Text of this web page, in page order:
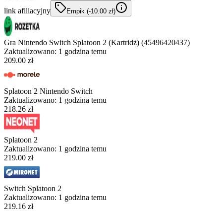
link afiliacyjny
Empik (-10.00 zł)
Gra Nintendo Switch Splatoon 2 (Kartridż) (45496420437)
Zaktualizowano: 1 godzina temu
209.00 zł
Splatoon 2 Nintendo Switch
Zaktualizowano: 1 godzina temu
218.26 zł
Splatoon 2
Zaktualizowano: 1 godzina temu
219.00 zł
Switch Splatoon 2
Zaktualizowano: 1 godzina temu
219.16 zł